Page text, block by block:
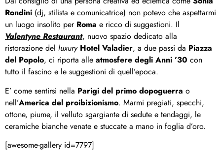
Rondini (dj, stilista e comunicatrice) non potevo che aspettarmi
un luogo insolito per Roma e ricco di suggestioni. Il
Valentyne Restaurant, nuovo spazio dedicato alla
ristorazione del luxury Hotel Valadier, a due passi da Piazza
del Popolo, ci riporta alle atmosfere degli Anni ’30 con
tutto il fascino e le suggestioni di quell’epoca.
E’ come sentirsi nella Parigi del primo dopoguerra o
nell’America del proibizionismo. Marmi pregiati, specchi,
ottone, piume, il velluto sgargiante di sedute e tendaggi, le
ceramiche bianche venate e stuccate a mano in foglia d’oro.
[awesome-gallery id=7797]